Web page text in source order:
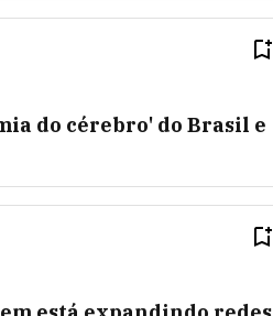
do cérebro' do Brasil e